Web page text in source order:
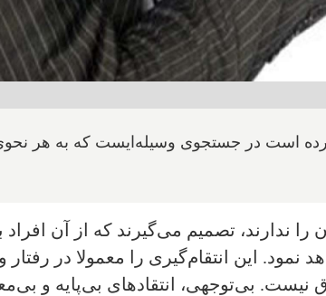
است در جستجوی وسیله‌ایست که به هر
ندارند، تصمیم می‌گیرند که از آن‌
نمود. این انتقام‌گیری را معمولا در رفتار
نیست. بی‌توجهی، انتقادهای بی‌پایه و